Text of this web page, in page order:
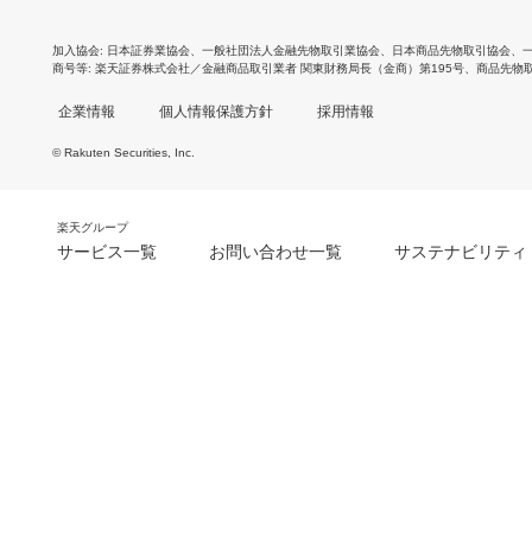
加入協会 日本証券業協会 一般社団法人金融先物取引業協会 日本商品先物取引協会
商号等 楽天証券株式会社／金融商品取引業者 関東財務局長（金商）第195号、商品先物
企業情報 個人情報保護方針 採用情報
© Rakuten Securities, Inc.
楽天グループ
サービス一覧 お問い合わせ一覧 サステナビリティ